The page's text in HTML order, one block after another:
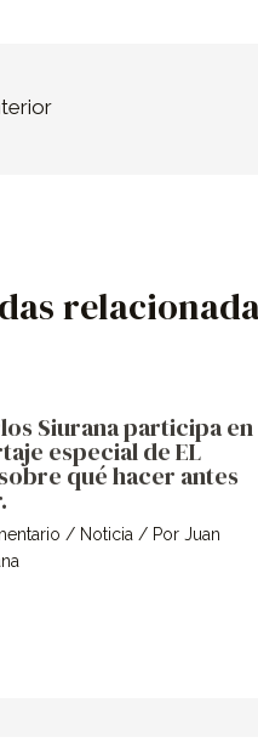
Siurana participa en
especial de EL
qué hacer antes
/ Noticia / Por Juan